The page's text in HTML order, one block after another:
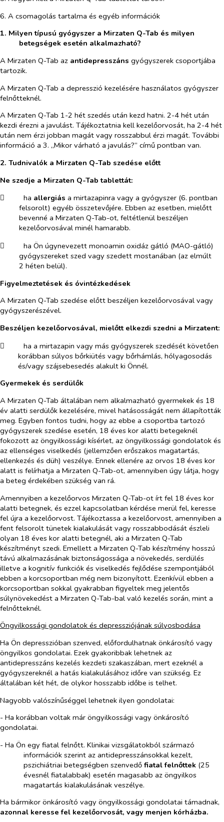
6. A csomagolás tartalma és egyéb információk
1. Milyen típusú gyógyszer a Mirzaten Q-Tab és milyen
betegségek esetén alkalmazható?
A Mirzaten Q-Tab az antidepresszáns gyógyszerek csoportjába
tartozik.
A Mirzaten Q-Tab a depresszió kezelésére használatos gyógyszer
felnőtteknél.
A Mirzaten Q-Tab 1-2 hét szedés után kezd hatni. 2-4 hét után
kezdi érezni a javulást. Tájékoztatnia kell kezelőorvosát, ha 2-4 hét
után nem érzi jobban magát vagy rosszabbul érzi magát. További
információ a 3. „Mikor várható a javulás?” című pontban van.
2. Tudnivalók a Mirzaten Q-Tab szedése előtt
Ne szedje a Mirzaten Q-Tab tablettát:
​
ha allergiás a mirtazapinra vagy a gyógyszer (6. pontban
felsorolt) egyéb összetevőjére. Ebben az esetben, mielőtt
bevenné a Mirzaten Q-Tab-ot, feltétlenül beszéljen
kezelőorvosával minél hamarabb.
​
ha Ön úgynevezett monoamin oxidáz gátló (MAO-gátló)
gyógyszereket szed vagy szedett mostanában (az elmúlt
2 héten belül).
Figyelmeztetések és óvintézkedések
A Mirzaten Q-Tab szedése előtt beszéljen kezelőorvosával vagy
gyógyszerészével.
Beszéljen kezelőorvosával, mielőtt elkezdi szedni a Mirzatent:
​
ha a mirtazapin vagy más gyógyszerek szedését követően
korábban súlyos bőrkiütés vagy bőrhámlás, hólyagosodás
és/vagy szájsebesedés alakult ki Önnél.
Gyermekek és serdülők
A Mirzaten Q-Tab általában nem alkalmazható gyermekek és 18
év alatti serdülők kezelésére, mivel hatásosságát nem állapították
meg. Egyben fontos tudni, hogy az ebbe a csoportba tartozó
gyógyszerek szedése esetén, 18 éves kor alatti betegeknél
fokozott az öngyilkossági kísérlet, az öngyilkossági gondolatok és
az ellenséges viselkedés (jellemzően erőszakos magatartás,
ellenkezés és düh) veszélye. Ennek ellenére az orvos 18 éves kor
alatt is felírhatja a Mirzaten Q-Tab-ot, amennyiben úgy látja, hogy
a beteg érdekében szükség van rá.
Amennyiben a kezelőorvos Mirzaten Q-Tab-ot írt fel 18 éves kor
alatti betegnek, és ezzel kapcsolatban kérdése merül fel, keresse
fel újra a kezelőorvost. Tájékoztassa a kezelőorvost, amennyiben a
fent felsorolt tünetek kialakulását vagy rosszabbodását észleli
olyan 18 éves kor alatti betegnél, aki a Mirzaten Q-Tab
készítményt szedi. Emellett a Mirzaten Q-Tab készítmény hosszú
távú alkalmazásának biztonságossága a növekedés, serdülés
illetve a kognitív funkciók és viselkedés fejlődése szempontjából
ebben a korcsoportban még nem bizonyított. Ezenkívül ebben a
korcsoportban sokkal gyakrabban figyeltek meg jelentős
súlynövekedést a Mirzaten Q-Tab-bal való kezelés során, mint a
felnőtteknél.
Öngyilkossági gondolatok és depressziójának súlyosbodása
Ha Ön depresszióban szenved, előfordulhatnak önkárosító vagy
öngyilkos gondolatai. Ezek gyakoribbak lehetnek az
antidepresszáns kezelés kezdeti szakaszában, mert ezeknél a
gyógyszereknél a hatás kialakulásához időre van szükség. Ez
általában két hét, de olykor hosszabb időbe is telhet.
Nagyobb valószínűséggel lehetnek ilyen gondolatai:
- Ha korábban voltak már öngyilkossági vagy önkárosító
gondolatai.
- Ha Ön egy fiatal felnőtt. Klinikai vizsgálatokból származó
információk szerint az antidepresszánsokkal kezelt,
pszichiátriai betegségben szenvedőfiatal felnőttek (25
évesnél fiatalabbak) esetén magasabb az öngyilkos
magatartás kialakulásának veszélye.
Ha bármikor önkárosító vagy öngyilkossági gondolatai támadnak,
azonnal keresse fel kezelőorvosát, vagy menjen kórházba.